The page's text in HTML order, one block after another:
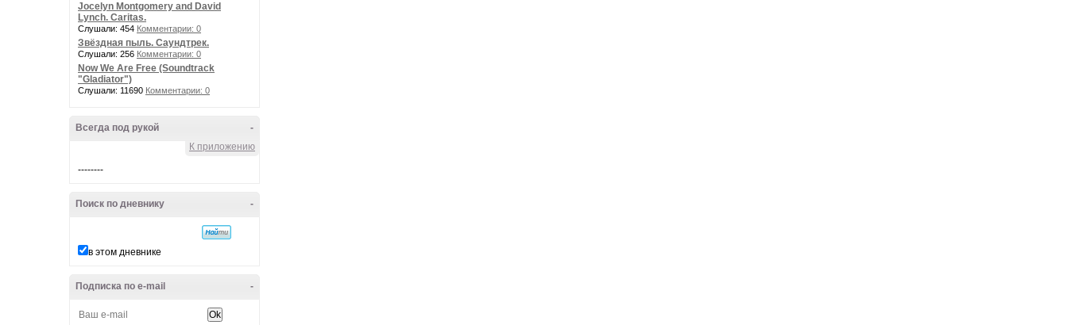
Jocelyn Montgomery and David
Lynch. Caritas.
Слушали: 454 Комментарии: 0
Звёздная пыль. Саундтрек.
Слушали: 256 Комментарии: 0
Now We Are Free (Soundtrack
"Gladiator")
Слушали: 11690 Комментарии: 0
-
Всегда под рукой
К приложению
--------
-
Поиск по дневнику
в этом дневнике
-
Подписка по e-mail